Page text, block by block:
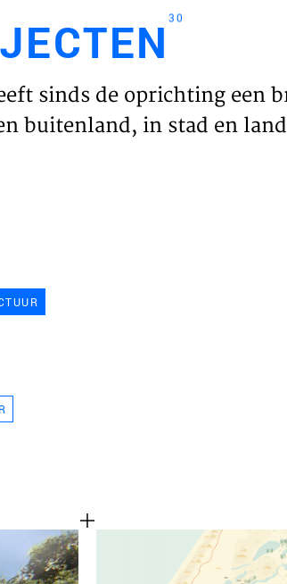
HOME
30
sinds de oprichting een
buitenland, in stad en